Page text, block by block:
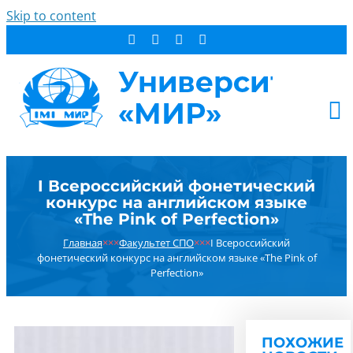
Skip to content
СТУДЕНТУ
ДОПОБРАЗОВАНИЕ
ОБ УНИВЕРСИТЕТЕ
НОВОСТИ
РЕЗУЛЬТАТ ПОИСКА:
I Всероссийский фонетический
конкурс на английском языке
«The Pink of Perfection»
Главная×××Факультет СПО×××I Всероссийский
фонетический конкурс на английском языке «The Pink of
Perfection»
ПОХОЖИЕ